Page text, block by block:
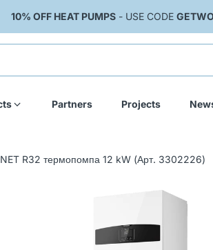
10% OFF HEAT PUMPS- USE CODE
Partners Projects
R32 термопомпа 12 kW (Арт. 3302226)